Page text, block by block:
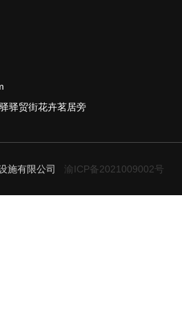
驿贸街花卉茗居旁
施有限公司 渝ICP备2021009002号